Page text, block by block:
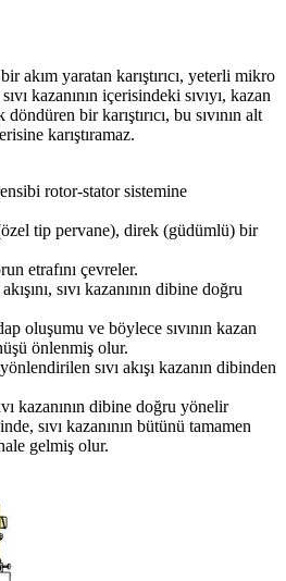
akım yaratan karıştırıcı, yeterli mikro
kazanının içerisindeki sıvıyı, kazan
bir karıştırıcı, bu sıvının alt
karıştıramaz.
rotor-stator sistemine
tip pervane), direk (güdümlü) bir
etrafını çevreler.
sıvı kazanının dibine doğru
oluşumu ve böylece sıvının kazan
önlenmiş olur.
sıvı akışı kazanın dibinden
kazanının dibine doğru yönelir
sıvı kazanının bütünü tamamen
gelmiş olur.